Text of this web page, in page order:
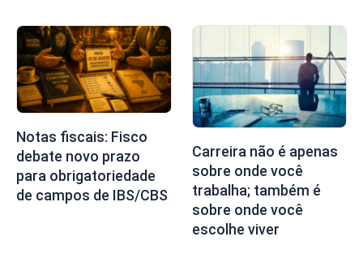
Notas fiscais: Fisco
debate novo prazo
para obrigatoriedade
de campos de IBS/CBS
Carreira não é apenas
sobre onde você
trabalha; também é
sobre onde você
escolhe viver